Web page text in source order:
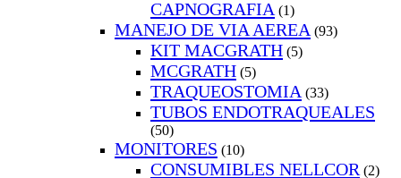
CAPNOGRAFIA (1)
MANEJO DE VIA AEREA (93)
KIT MACGRATH (5)
MCGRATH (5)
TRAQUEOSTOMIA (33)
TUBOS ENDOTRAQUEALES
(50)
MONITORES (10)
CONSUMIBLES NELLCOR (2)